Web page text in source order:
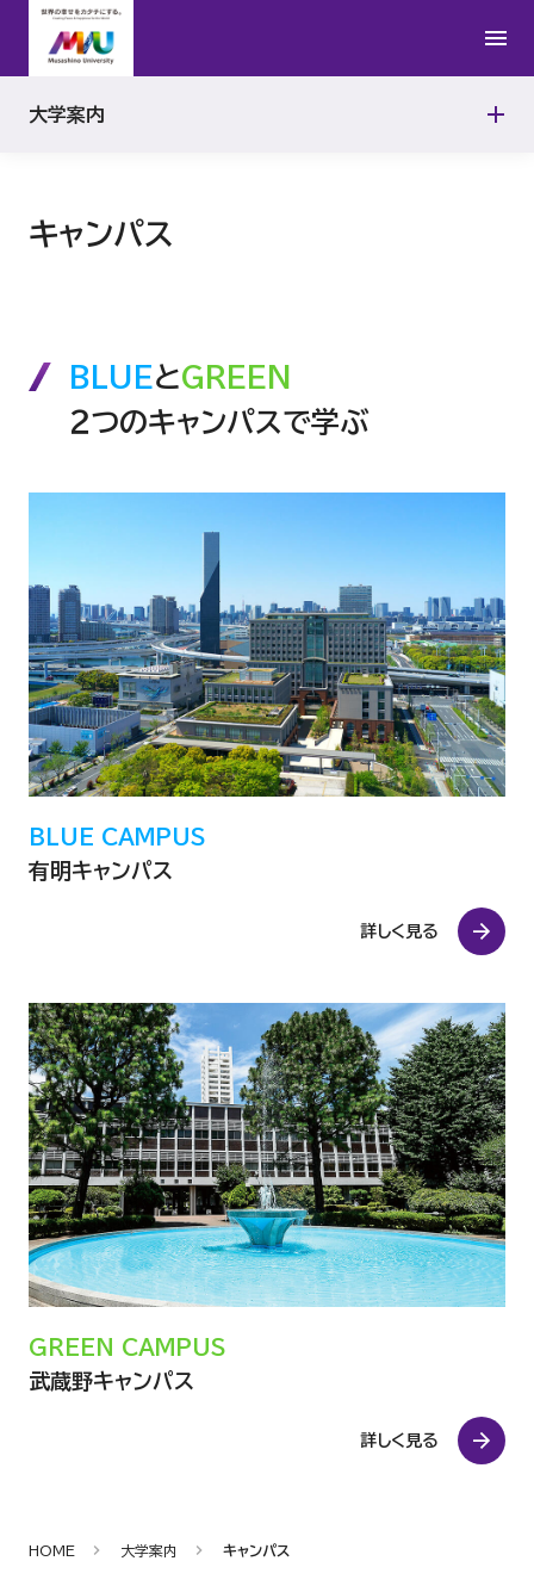
キャンパス
BLUEとGREEN
２つのキャンパスで学ぶ
BLUE CAMPUS
有明キャンパス
詳しく見る
GREEN CAMPUS
武蔵野キャンパス
詳しく見る
HOME 大学案内 キャンパス
大学案内
学校法人武蔵野大学グランドデザイン
大学校歌
数字で見る武蔵野大学
学外学修推進センター
武蔵野大学ボランティアセンター
武蔵野大学2050VISION
武蔵野大学SDGs実行宣言
自己点検・評価活動
公的研究費の適正使用
個人情報保護方針
学校法人武蔵野大学GDPRプライバシーポリシー
武蔵野キャンパス
情報公開
取得可能学位
学生支援に関する方針
武蔵野大学オープンアクセス方針
大学等の設置に係る設置計画履行状況報告書
学校法人会計について
自己点検・評価
教学IR活動
授業評価
第三者評価
各種アンケート結果